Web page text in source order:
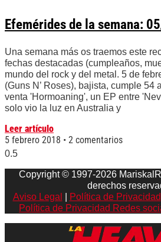
Efemérides de la semana:
Una semana más os traemos este
fechas destacadas (cumpleaños,
mundo del rock y del metal. 5 de
(Guns N’ Roses), bajista, cumple 54
venta 'Hormoaning', un EP entre
solo vio la luz en Australia y
Leer artículo
5 febrero 2018
2 comentarios
Copyright © 1997-2026
derechos
Aviso Legal
Política de Privacidad
Política de Privacidad Redes